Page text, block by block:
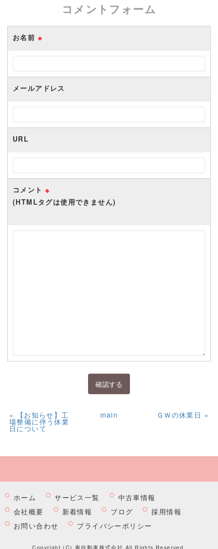
コメントフォーム
お名前 ※
メールアドレス
URL
コメント ※
(HTMLタグは使用できません)
« 【お知らせ】工
場整備に伴う休業
日について
main ＧＷの休業日 »
ホーム サービス一覧
中古車情報
会社概要
新着情報 ブログ
採用情報
お問い合わせ
プライバシーポリシー
Copyright (C) 寿自動車株式会社 All Rights Reserved.